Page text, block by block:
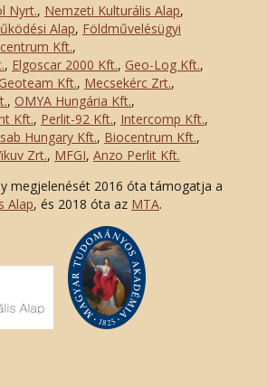
Nyrt., Nemzeti Kulturális Alap,
Alap, Földművelésügyi
Kft.,
., Elgoscar 2000 Kft., Geo-Log Kft.,
Geoteam Kft., Mecsekérc Zrt.,
, OMYA Hungária Kft.,
Kft., Perlit-92 Kft., Intercomp Kft.,
Hungary Kft., Biocentrum Kft.,
Zrt., MFGI, Anzo Perlit Kft.
megjelenését 2016 óta támogatja a
Alap, és 2018 óta az MTA.